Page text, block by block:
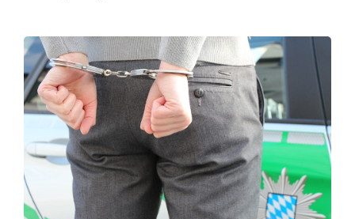
F
e
s
n
a